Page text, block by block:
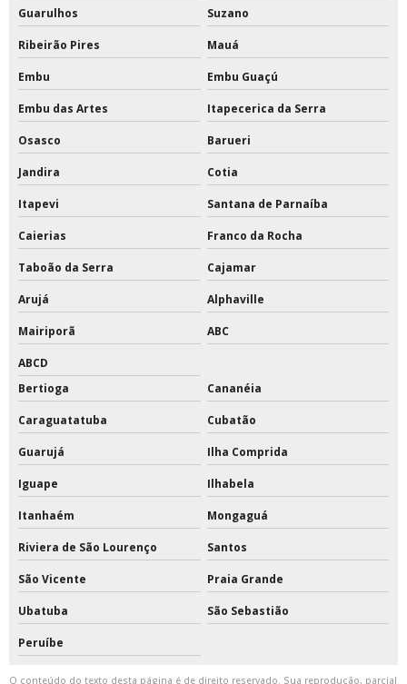
Tinta epóxi rendimento por m2
Tinta para pintar quadras
Tinta para pintar quadras esportivas
Tinta para pintura de quadras
Tinta para quadras esportivas
Tinta poliuretano 18 litros
Tinta poliuretano alifático
Tinta poliuretano para piso de concreto
Tinta pu
Tinta pu branca brilhante
Tinta pu branco fosco
Tinta pu cinza
Tinta pu cinza claro
Tinta pu cinza escuro
Tinta pu cinza grafite
Guarulhos Suzano
Ribeirão Pires Mauá
Embu Embu Guaçú
Embu das Artes Itapecerica da Serra
Osasco Barueri
Jandira Cotia
Itapevi Santana de Parnaíba
Caierias Franco da Rocha
Taboão da Serra Cajamar
Arujá Alphaville
Mairiporã ABC
ABCD
Bertioga
Cananéia
Caraguatatuba Cubatão
Guarujá Ilha Comprida
Iguape Ilhabela
Itanhaém Mongaguá
Riviera de São Lourenço Santos
São Vicente Praia Grande
Ubatuba São Sebastião
Peruíbe
O conteúdo do texto desta página é de direito reservado. Sua reprodução, parcial